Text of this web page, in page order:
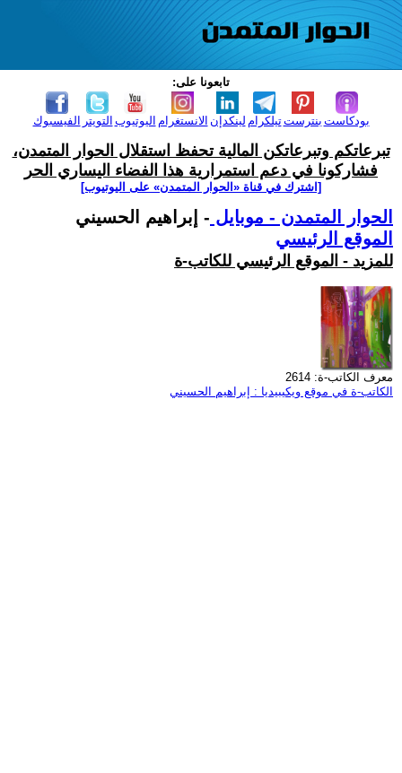
تابعونا على:
الفيسبوك التويتر اليوتيوب الانستغرام لينكدإن تيلكرامبنترست بودكاست
تبرعاتكم وتبرعاتكن المالية تحفظ استقلال الحوار المتمدن،
فشاركونا في دعم استمرارية هذا الفضاء اليساري الحر
[اشترك في قناة ‫«الحوار المتمدن» على اليوتيوب]
الحوار المتمدن - موبايل - إبراهيم الحسيني
الموقع الرئيسي
للمزيد - الموقع الرئيسي للكاتب-ة
معرف الكاتب-ة: 2614
الكاتب-ة في موقع ويكيبيديا : إبراهيم الحسيني